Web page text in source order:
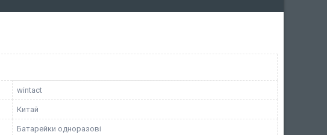
wintact
Китай
Батарейки одноразові